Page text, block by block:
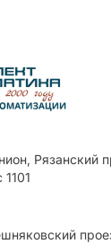
Рязанский